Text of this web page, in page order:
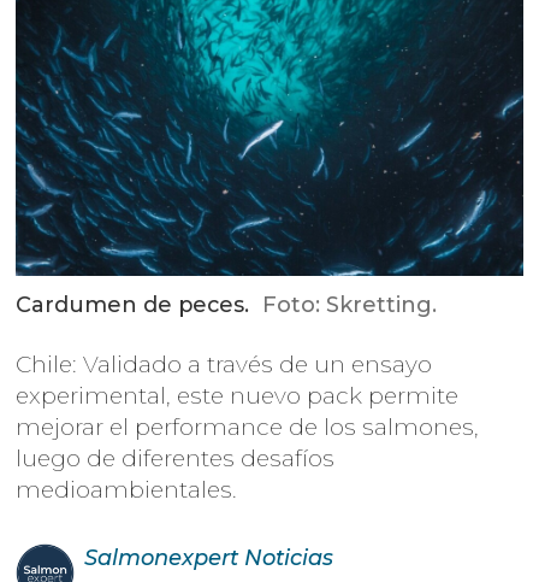
Cardumen de peces. Foto: Skretting.
Chile: Validado a través de un ensayo
experimental, este nuevo pack permite
mejorar el performance de los salmones,
luego de diferentes desafíos
medioambientales.
Salmonexpert Noticias